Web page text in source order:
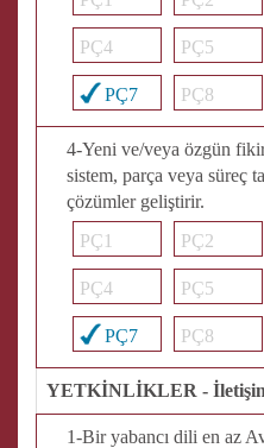
PÇ4 PÇ5
PÇ7 PÇ8
4-Yeni ve/veya özgün
sistem, parça veya süreç
çözümler geliştirir.
PÇ1
PÇ2
PÇ4 PÇ5
PÇ7 PÇ8
YETKİNLİKLER -
1-Bir yabancı dili en az